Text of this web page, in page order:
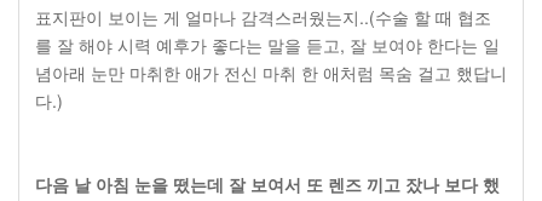
표지판이 보이는 게 얼마나 감격스러웠는지..(수술 할 때 협조
를 잘 해야 시력 예후가 좋다는 말을 듣고, 잘 보여야 한다는 일
념아래 눈만 마취한 애가 전신 마취 한 애처럼 목숨 걸고 했답니
다.)
다음 날 아침 눈을 떴는데 잘 보여서 또 렌즈 끼고 잤나 보다 했